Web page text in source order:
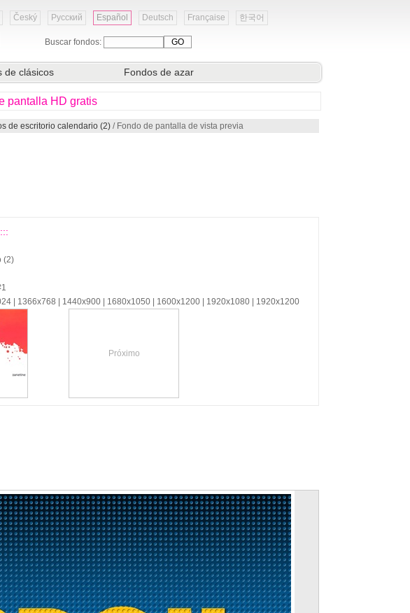
Český Русский Español Deutsch Française 한국어
Buscar fondos:
de clásicos Fondos de azar
pantalla HD gratis
de escritorio calendario (2) / Fondo de pantalla de vista previa
(2)
| 1366x768 | 1440x900 | 1680x1050 | 1600x1200 | 1920x1080 | 1920x1200
Próximo